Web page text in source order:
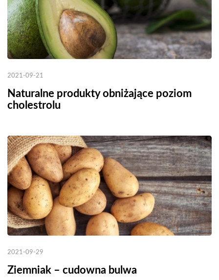
2021-09-21
Naturalne produkty obniżające poziom
cholestrolu
2021-09-29
Ziemniak – cudowna bulwa